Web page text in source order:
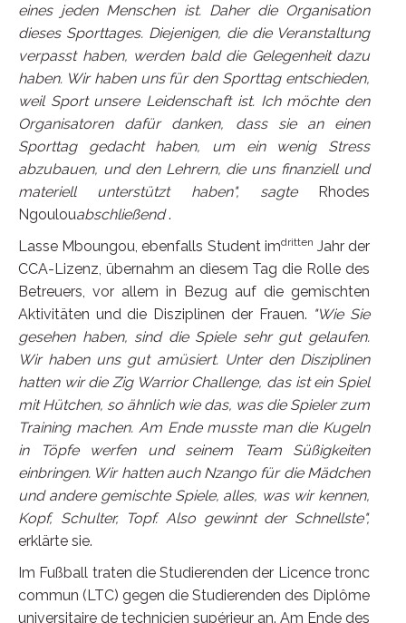
eines jeden Menschen ist. Daher die Organisation
dieses Sporttages. Diejenigen, die die Veranstaltung
verpasst haben, werden bald die Gelegenheit dazu
haben. Wir haben uns für den Sporttag entschieden,
weil Sport unsere Leidenschaft ist. Ich möchte den
Organisatoren dafür danken, dass sie an einen
Sporttag gedacht haben, um ein wenig Stress
abzubauen, und den Lehrern, die uns finanziell und
materiell unterstützt haben", sagteRhodes
Ngoulouabschließend.
Lasse Mboungou, ebenfalls Student imdritten Jahr der
CCA-Lizenz, übernahm an diesem Tag die Rolle des
Betreuers, vor allem in Bezug auf die gemischten
Aktivitäten und die Disziplinen der Frauen. "Wie Sie
gesehen haben, sind die Spiele sehr gut gelaufen.
Wir haben uns gut amüsiert. Unter den Disziplinen
hatten wir die Zig Warrior Challenge, das ist ein Spiel
mit Hütchen, so ähnlich wie das, was die Spieler zum
Training machen. Am Ende musste man die Kugeln
in Töpfe werfen und seinem Team Süßigkeiten
einbringen. Wir hatten auch Nzango für die Mädchen
und andere gemischte Spiele, alles, was wir kennen,
Kopf, Schulter, Topf. Also gewinnt der Schnellste",
erklärte sie.
Im Fußball traten die Studierenden der Licence tronc
commun (LTC) gegen die Studierenden des Diplôme
universitaire de technicien supérieur an. Am Ende des